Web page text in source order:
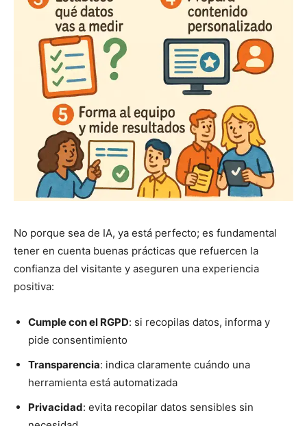
No porque sea de IA, ya está perfecto; es fundamental
tener en cuenta buenas prácticas que refuercen la
confianza del visitante y aseguren una experiencia
positiva:
Cumple con el RGPD: si recopilas datos, informa y
pide consentimiento
Transparencia: indica claramente cuándo una
herramienta está automatizada
Privacidad: evita recopilar datos sensibles sin